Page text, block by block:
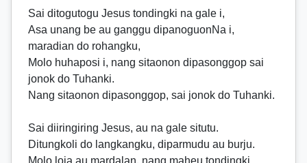
Sai ditogutogu Jesus tondingki na gale i,
Asa unang be au ganggu dipanoguonNa i,
maradian do rohangku,
Molo huhaposi i, nang sitaonon dipasonggop sai
jonok do Tuhanki.
Nang sitaonon dipasonggop, sai jonok do Tuhanki.
Sai diiringiring Jesus, au na gale situtu.
Ditungkoli do langkangku, diparmudu au burju.
Molo loja au mardalan, nang maheu tondingki